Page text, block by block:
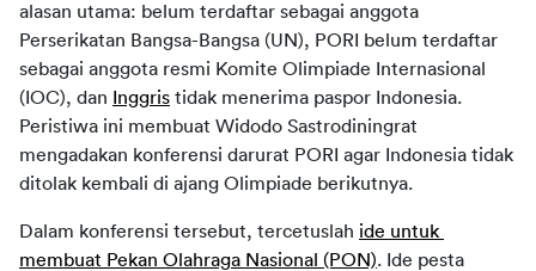
alasan utama: belum terdaftar sebagai anggota
Perserikatan Bangsa-Bangsa (UN), PORI belum terdaftar
sebagai anggota resmi Komite Olimpiade Internasional
(IOC), dan Inggris tidak menerima paspor Indonesia.
Peristiwa ini membuat Widodo Sastrodiningrat
mengadakan konferensi darurat PORI agar Indonesia tidak
ditolak kembali di ajang Olimpiade berikutnya.
Dalam konferensi tersebut, tercetuslah ide untuk
membuat Pekan Olahraga Nasional (PON). Ide pesta